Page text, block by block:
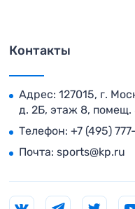
Контакты
Адрес: 127015, г.
д. 2Б, этаж 8, помещ.
Телефон: +7 (495)
Почта: sports@kp.ru